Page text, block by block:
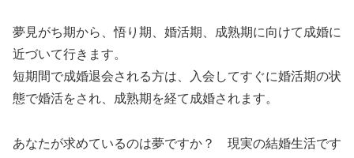
夢見がち期から、悟り期、婚活期、成熟期に向けて成婚に
近づいて行きます。
短期間で成婚退会される方は、入会してすぐに婚活期の状
態で婚活をされ、成熟期を経て成婚されます。
あなたが求めているのは夢ですか？ 現実の結婚生活です